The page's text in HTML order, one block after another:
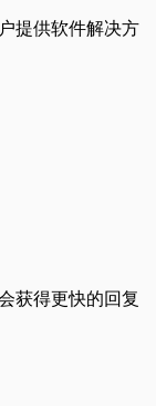
提供软件解决方
获得更快的回复